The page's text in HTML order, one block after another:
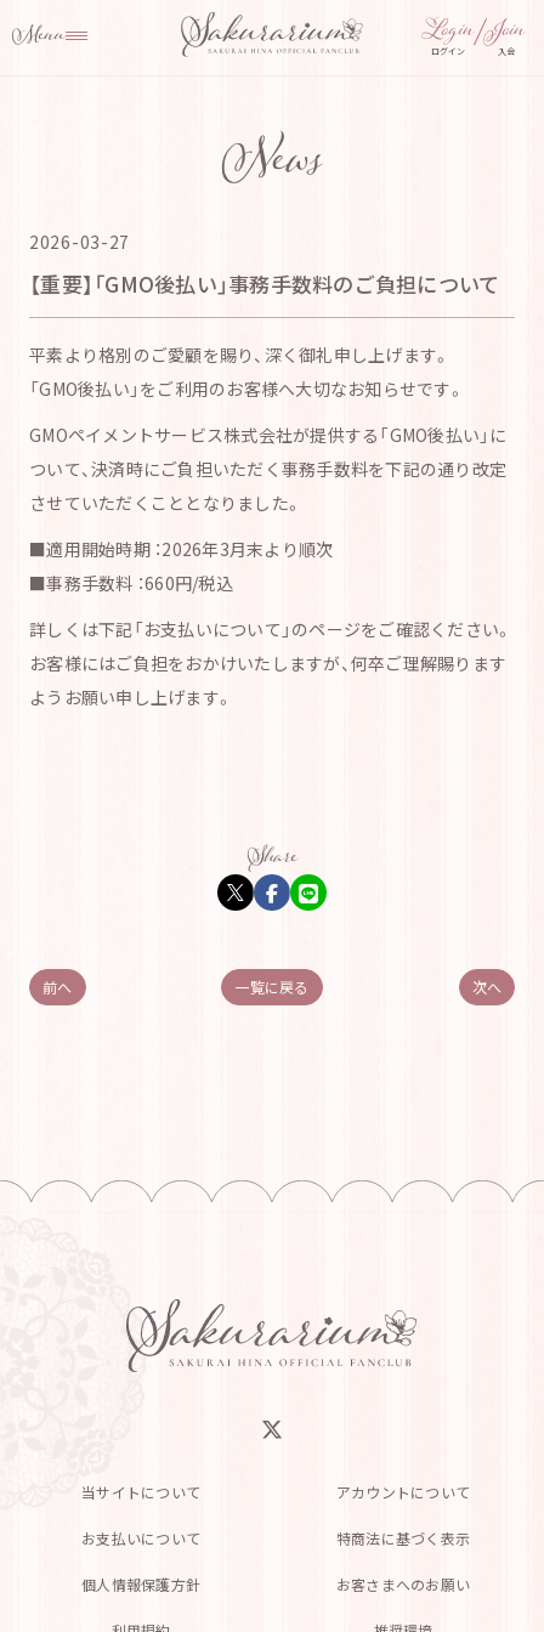
ログイン 入会
News
2026-03-27
【重要】「GMO後払い」事務手数料のご負担について
平素より格別のご愛顧を賜り、深く御礼申し上げます。
「GMO後払い」をご利用のお客様へ大切なお知らせです。
GMOペイメントサービス株式会社が提供する「GMO後払い」に
ついて、決済時にご負担いただく事務手数料を下記の通り改定
させていただくこととなりました。
■適用開始時期 ：2026年3月末より順次
■事務手数料 ：660円/税込
詳しくは下記「お支払いについて」のページをご確認ください。
お客様にはご負担をおかけいたしますが、何卒ご理解賜ります
ようお願い申し上げます。
前へ 一覧に戻る 次へ
当サイトについて アカウントについて
お支払いについて 特商法に基づく表示
個人情報保護方針 お客さまへのお願い